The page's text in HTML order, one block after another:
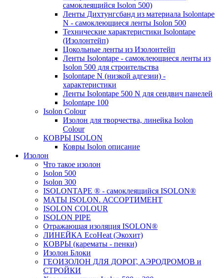
самоклеящийся Isolon 500)
Ленты Дихтунгсбанд из материала Isolontape
N - самоклеющиеся ленты Isolon 500
Технические характеристики Isolontape
(Изолонтейп)
Цокольные ленты из Изолонтейп
Ленты Isolontape - самоклеющиеся ленты из
Isolon 500 для строительства
Isolontape N (низкой адгезии) -
характеристики
Ленты Isolontape 500 N для сендвич панелей
Isolontape 100
Isolon Colour
Изолон для творчества, линейка Isolon
Colour
КОВРЫ ISOLON
Ковры Isolon описание
Изолон
Что такое изолон
Isolon 500
Isolon 300
ISOLONTAPE ® - самоклеящийся ISOLON®
МАТЫ ISOLON. АССОРТИМЕНТ
ISOLON COLOUR
ISOLON PIPE
Отражающая изоляция ISOLON®
ЛИНЕЙКА EcoHeat (Экохит)
КОВРЫ (карематы - пенки)
Изолон Блоки
ГЕОИЗОЛОН ДЛЯ ДОРОГ, АЭРОДРОМОВ и
СТРОЙКИ